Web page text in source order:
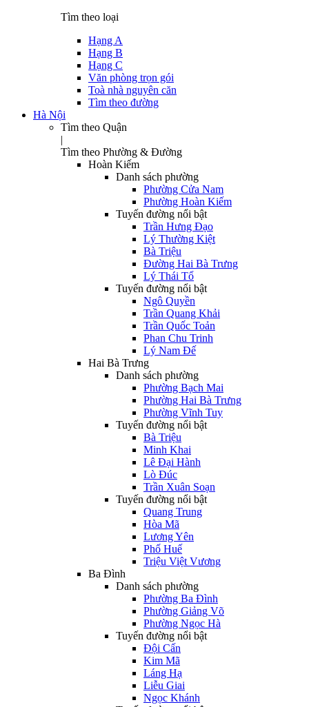
Tìm theo loại
Hạng A
Hạng B
Hạng C
Văn phòng trọn gói
Toà nhà nguyên căn
Tìm theo đường
Hà Nội
Tìm theo Quận
|
Tìm theo Phường & Đường
Hoàn Kiếm
Danh sách phường
Phường Cửa Nam
Phường Hoàn Kiếm
Tuyến đường nổi bật
Trần Hưng Đạo
Lý Thường Kiệt
Bà Triệu
Đường Hai Bà Trưng
Lý Thái Tổ
Tuyến đường nổi bật
Ngô Quyền
Trần Quang Khải
Trần Quốc Toản
Phan Chu Trinh
Lý Nam Đế
Hai Bà Trưng
Danh sách phường
Phường Bạch Mai
Phường Hai Bà Trưng
Phường Vĩnh Tuy
Tuyến đường nổi bật
Bà Triệu
Minh Khai
Lê Đại Hành
Lò Đúc
Trần Xuân Soạn
Tuyến đường nổi bật
Quang Trung
Hòa Mã
Lương Yên
Phố Huế
Triệu Việt Vương
Ba Đình
Danh sách phường
Phường Ba Đình
Phường Giảng Võ
Phường Ngọc Hà
Tuyến đường nổi bật
Đội Cấn
Kim Mã
Láng Hạ
Liễu Giai
Ngọc Khánh